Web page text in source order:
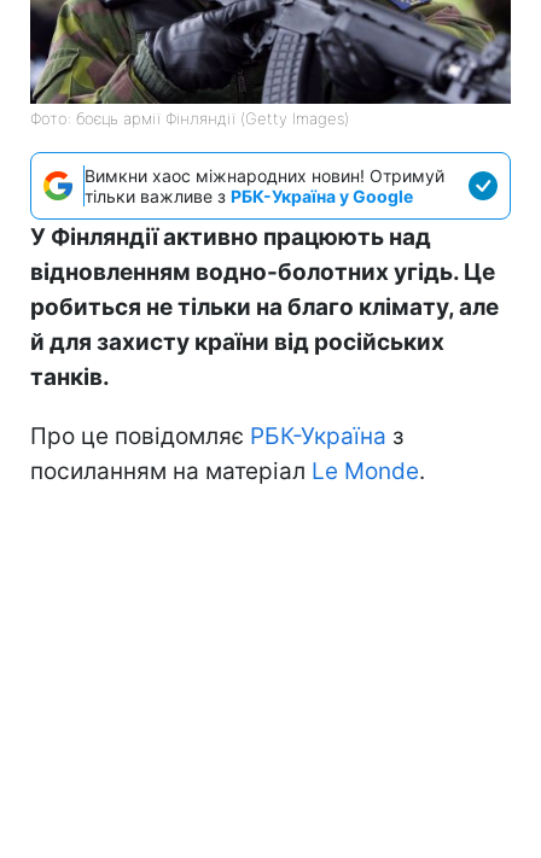
Фото: боєць армії Фінляндії (Getty Images)
Вимкни хаос міжнародних новин! Отримуй
тільки важливе з РБК-Україна у Google
У Фінляндії активно працюють над
відновленням водно-болотних угідь. Це
робиться не тільки на благо клімату, але
й для захисту країни від російських
танків.
Про це повідомляє РБК-Україна з
посиланням на матеріал Le Monde.